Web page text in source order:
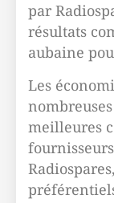
par
résultats
aubaine
Les
meilleures